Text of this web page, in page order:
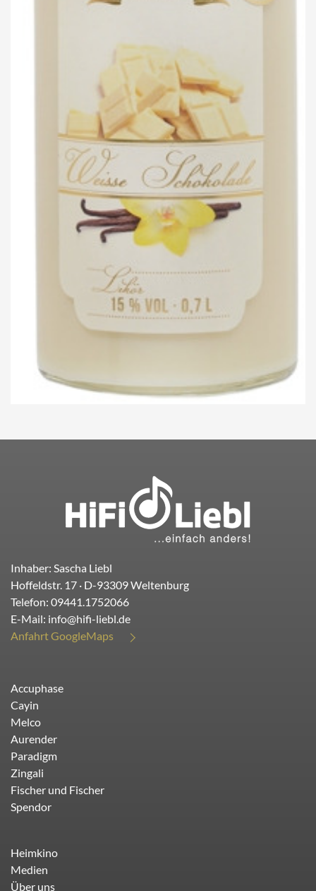
Inhaber: Sascha Liebl
Hoffeldstr. 17 · D-93309Weltenburg
Telefon: 09441.1752066
E-Mail: info@hifi-liebl.de
Anfahrt GoogleMaps
Accuphase
Cayin
Melco
Aurender
Paradigm
Zingali
Fischer und Fischer
Spendor
Heimkino
Medien
Über uns